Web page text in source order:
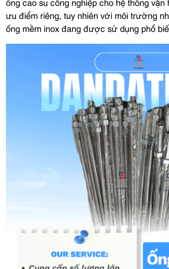
ưu điểm riêng, tuy nhiên với môi trường
ống mềm inox đang được sử dụng phổ